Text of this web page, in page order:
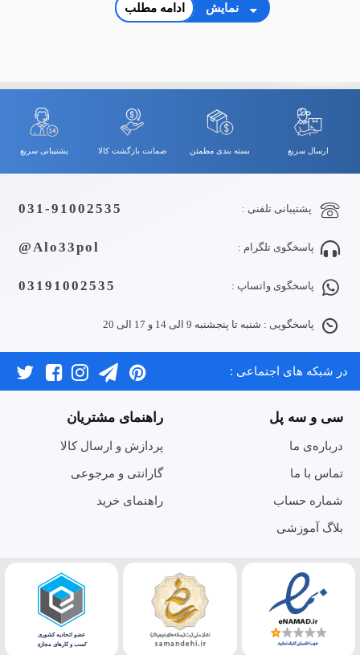
نمایش ادامه مطلب
ارسال سریع بسته بندی مطمئن ضمانت بازگشت کالا پشتیبانی سریع
پشتیبانی تلفنی : 031-91002535
پاسخگوی تلگرام : Alo33pol@
پاسخگوی واتساپ : 03191002535
پاسخگویی : شنبه تا پنجشنبه 9 الی 14 و 17 الی 20
در شبکه های اجتماعی :
سی و سه پل
درباره‌ی ما
تماس با ما
شماره حساب
بلاگ آموزشی
راهنمای مشتریان
پردازش و ارسال کالا
گارانتی و مرجوعی
راهنمای خرید